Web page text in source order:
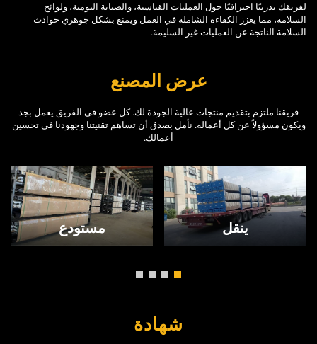
لفريقك تدريبًا احترافيًا حول العمليات القياسية، والصيانة اليومية، ولوائح
السلامة، مما يعزز الكفاءة الشاملة في العمل ويمنع بشكل جوهري حوادث
السلامة الناتجة عن العمليات غير السليمة.
عرض المصنع
فريقنا ملتزم بتقديم منتجات عالية الجودة لك. كل عضو في الفريق يعمل بجد
ويكون مسؤولاً عن كل أعماله. نأمل بصدق أن تساهم تقنيتنا وجهودنا في تحسين
أعمالك.
ينقل مستودع
شهادة